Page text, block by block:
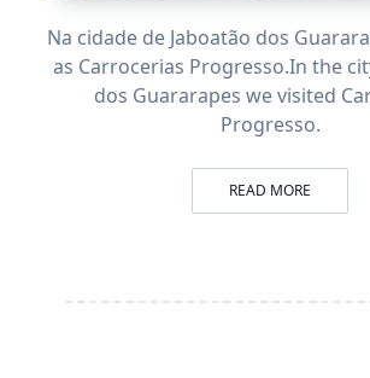
Na cidade de Jaboatão dos
as Carrocerias Progresso.In the
dos Guararapes we visited
Progresso.
READ MORE